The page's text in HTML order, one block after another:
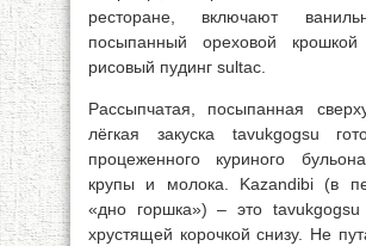
ресторане, включают
посыпанный ореховой
рисовый пудинг sultac.
Рассыпчатая, посыпанная
лёгкая закуска tavukgogsu
процеженного куриного
крупы и молока. Kazandibi (в
«дно горшка») – это
хрустящей корочкой снизу. Не